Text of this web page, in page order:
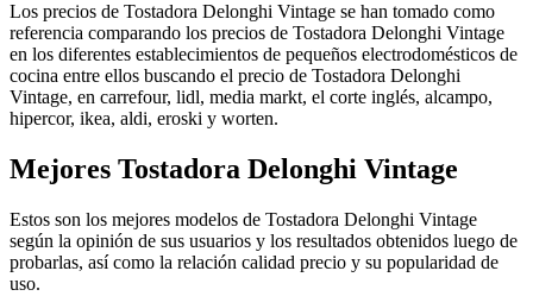
Los precios de Tostadora Delonghi Vintage se han tomado como
referencia comparando los precios de Tostadora Delonghi Vintage
en los diferentes establecimientos de pequeños electrodomésticos de
cocina entre ellos buscando el precio de Tostadora Delonghi
Vintage, en carrefour, lidl, media markt, el corte inglés, alcampo,
hipercor, ikea, aldi, eroski y worten.
Mejores Tostadora Delonghi Vintage
Estos son los mejores modelos de Tostadora Delonghi Vintage
según la opinión de sus usuarios y los resultados obtenidos luego de
probarlas, así como la relación calidad precio y su popularidad de
uso.